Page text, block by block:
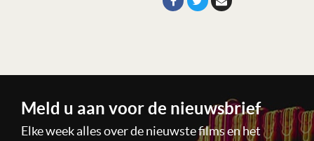
Meld u aan voor de nieuwsbrief
Elke week alles over de nieuwste films en het